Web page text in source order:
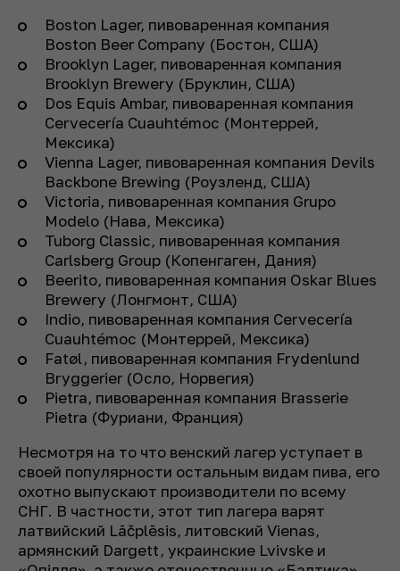
Boston Lager, пивоваренная компания
Boston Beer Company (Бостон, США)
Brooklyn Lager, пивоваренная компания
Brooklyn Brewery (Бруклин, США)
Dos Equis Ambar, пивоваренная компания
Cervecería Cuauhtémoc (Монтеррей,
Мексика)
Vienna Lager, пивоваренная компания Devils
Backbone Brewing (Роузленд, США)
Victoria, пивоваренная компания Grupo
Modelo (Нава, Мексика)
Tuborg Classic, пивоваренная компания
Carlsberg Group (Копенгаген, Дания)
Beerito, пивоваренная компания Oskar Blues
Brewery (Лонгмонт, США)
Indio, пивоваренная компания Cervecería
Cuauhtémoc (Монтеррей, Мексика)
Fatøl, пивоваренная компания Frydenlund
Bryggerier (Осло, Норвегия)
Pietra, пивоваренная компания Brasserie
Pietra (Фуриани, Франция)
Несмотря на то что венский лагер уступает в
своей популярности остальным видам пива, его
охотно выпускают производители по всему
СНГ. В частности, этот тип лагера варят
латвийский Lāčplēsis, литовский Vienas,
армянский Dargett, украинские Lvivske и